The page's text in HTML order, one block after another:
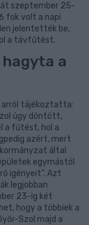
szeptember 25-
fok volt a napi
jelentették be,
a távfűtést.
a
arról tájékoztatta:
úgy döntött,
a fűtést, hol a
azért, mert
által
egymástól
igényeit”. Azt
legjobban
23-ig két
hogy a többiek a
Szol majd a